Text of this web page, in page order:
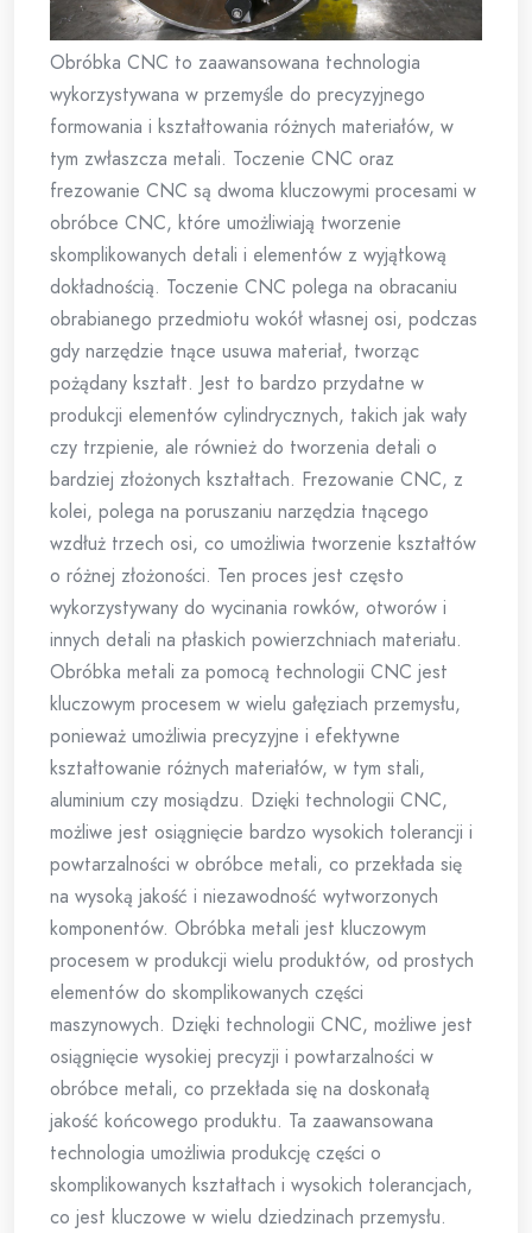
Obróbka CNC to zaawansowana technologia
wykorzystywana w przemyśle do precyzyjnego
formowania i kształtowania różnych materiałów, w
tym zwłaszcza metali. Toczenie CNC oraz
frezowanie CNC są dwoma kluczowymi procesami w
obróbce CNC, które umożliwiają tworzenie
skomplikowanych detali i elementów z wyjątkową
dokładnością. Toczenie CNC polega na obracaniu
obrabianego przedmiotu wokół własnej osi, podczas
gdy narzędzie tnące usuwa materiał, tworząc
pożądany kształt. Jest to bardzo przydatne w
produkcji elementów cylindrycznych, takich jak wały
czy trzpienie, ale również do tworzenia detali o
bardziej złożonych kształtach. Frezowanie CNC, z
kolei, polega na poruszaniu narzędzia tnącego
wzdłuż trzech osi, co umożliwia tworzenie kształtów
o różnej złożoności. Ten proces jest często
wykorzystywany do wycinania rowków, otworów i
innych detali na płaskich powierzchniach materiału.
Obróbka metali za pomocą technologii CNC jest
kluczowym procesem w wielu gałęziach przemysłu,
ponieważ umożliwia precyzyjne i efektywne
kształtowanie różnych materiałów, w tym stali,
aluminium czy mosiądzu. Dzięki technologii CNC,
możliwe jest osiągnięcie bardzo wysokich tolerancji i
powtarzalności w obróbce metali, co przekłada się
na wysoką jakość i niezawodność wytworzonych
komponentów. Obróbka metali jest kluczowym
procesem w produkcji wielu produktów, od prostych
elementów do skomplikowanych części
maszynowych. Dzięki technologii CNC, możliwe jest
osiągnięcie wysokiej precyzji i powtarzalności w
obróbce metali, co przekłada się na doskonałą
jakość końcowego produktu. Ta zaawansowana
technologia umożliwia produkcję części o
skomplikowanych kształtach i wysokich tolerancjach,
co jest kluczowe w wielu dziedzinach przemysłu.